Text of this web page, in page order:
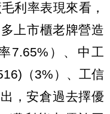
利率表現來看，
上市櫃老牌營造
7.65%）、中工
（3%）、工信
，安倉過去擇優